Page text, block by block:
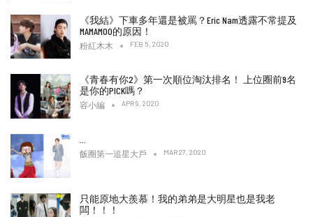
《我結》下車多年還是被罵？Eric Nam透露不常提及
MAMAMOO的原因！
粉紅木木 FEB 5, 2020
《青春有你2》第一次順位淘汰排名！ 上位圈前9名
是你的PICK嗎？
容小編 APR 9, 2020
飯圈第一追星大戶 MAR 27, 2020
只能原地大羨慕！我的弟弟是大明星也是我老
闆！！！